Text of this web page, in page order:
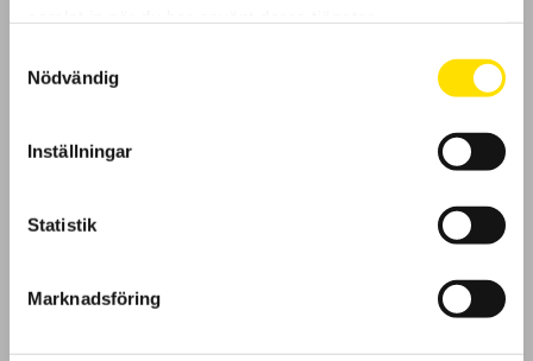
Nödvändig
Inställningar
Statistik
Marknadsföring